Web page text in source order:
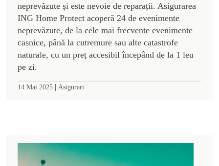
neprevăzute și este nevoie de reparații. Asigurarea
ING Home Protect acoperă 24 de evenimente
neprevăzute, de la cele mai frecvente evenimente
casnice, până la cutremure sau alte catastrofe
naturale, cu un preț accesibil începând de la 1 leu
pe zi.
14 Mai 2025 | Asigurari